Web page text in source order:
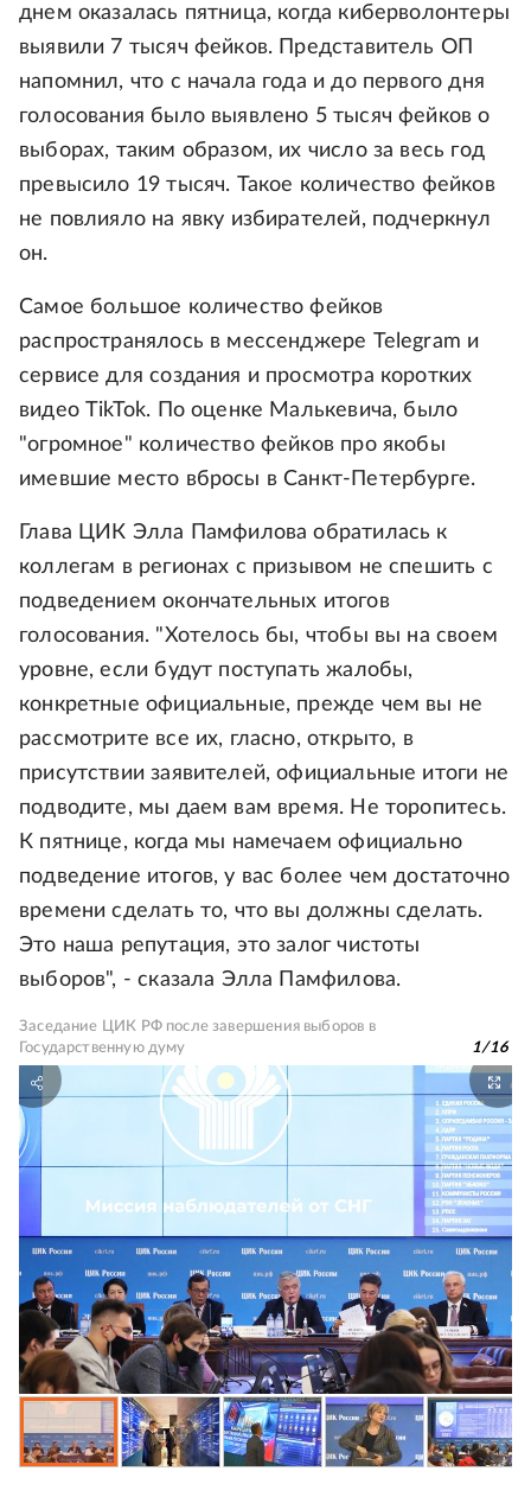
днем оказалась пятница, когда киберволонтеры
выявили 7 тысяч фейков. Представитель ОП
напомнил, что с начала года и до первого дня
голосования было выявлено 5 тысяч фейков о
выборах, таким образом, их число за весь год
превысило 19 тысяч. Такое количество фейков
не повлияло на явку избирателей, подчеркнул
он.
Самое большое количество фейков
распространялось в мессенджере Telegram и
сервисе для создания и просмотра коротких
видео TikTok. По оценке Малькевича, было
"огромное" количество фейков про якобы
имевшие место вбросы в Санкт-Петербурге.
Глава ЦИК Элла Памфилова обратилась к
коллегам в регионах с призывом не спешить с
подведением окончательных итогов
голосования. "Хотелось бы, чтобы вы на своем
уровне, если будут поступать жалобы,
конкретные официальные, прежде чем вы не
рассмотрите все их, гласно, открыто, в
присутствии заявителей, официальные итоги не
подводите, мы даем вам время. Не торопитесь.
К пятнице, когда мы намечаем официально
подведение итогов, у вас более чем достаточно
времени сделать то, что вы должны сделать.
Это наша репутация, это залог чистоты
выборов", - сказала Элла Памфилова.
Заседание ЦИК РФ после завершения выборов в
Государственную думу
1/16